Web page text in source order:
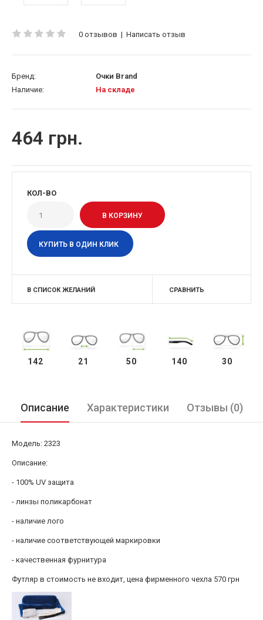
0 отзывов | Написать отзыв
Бренд:
Очки Brand
Наличие:
На складе
464 грн.
КОЛ-ВО
КУПИТЬ В ОДИН КЛИК
В СПИСОК ЖЕЛАНИЙ СРАВНИТЬ
142 21 50 140 30
Описание Характеристики Отзывы (0)
Модель: 2323
Описание:
- 100% UV защита
- линзы поликарбонат
- наличие лого
- наличие соответствующей маркировки
- качественная фурнитура
Футляр в стоимость не входит, цена фирменного чехла 570 грн